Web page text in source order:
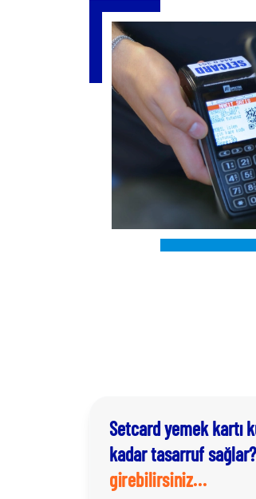
tüm Türkiye’deki
hızlıca harcama
Setcard yemek kartı
kadar tasarruf sağlar?
girebilirsiniz...